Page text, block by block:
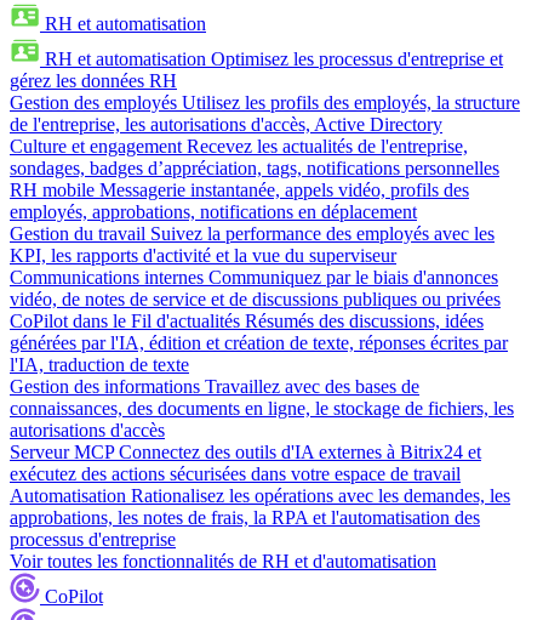
RH et automatisation
RH et automatisation Optimisez les processus d'entreprise et
gérez les données RH
Gestion des employés Utilisez les profils des employés, la structure
de l'entreprise, les autorisations d'accès, Active Directory
Culture et engagement Recevez les actualités de l'entreprise,
sondages, badges d’appréciation, tags, notifications personnelles
RH mobile Messagerie instantanée, appels vidéo, profils des
employés, approbations, notifications en déplacement
Gestion du travail Suivez la performance des employés avec les
KPI, les rapports d'activité et la vue du superviseur
Communications internes Communiquez par le biais d'annonces
vidéo, de notes de service et de discussions publiques ou privées
CoPilot dans le Fil d'actualités Résumés des discussions, idées
générées par l'IA, édition et création de texte, réponses écrites par
l'IA, traduction de texte
Gestion des informations Travaillez avec des bases de
connaissances, des documents en ligne, le stockage de fichiers, les
autorisations d'accès
Serveur MCP Connectez des outils d'IA externes à Bitrix24 et
exécutez des actions sécurisées dans votre espace de travail
Automatisation Rationalisez les opérations avec les demandes, les
approbations, les notes de frais, la RPA et l'automatisation des
processus d'entreprise
Voir toutes les fonctionnalités de RH et d'automatisation
CoPilot